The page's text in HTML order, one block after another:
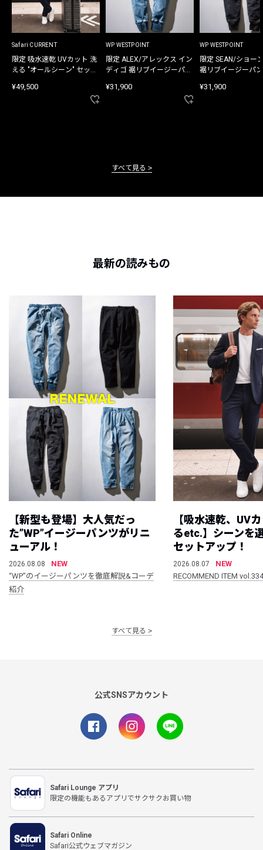
Safari CURRENT
限定 吸水速乾 UVカット 洗
える "オールシーン" セット
¥49,500
WP WESTPOINT
限定 ALEX/アレックス イン
ディゴ 裾リブイージーパン
¥31,900
WP WESTPOINT
限定 SEAN/ショー
裾リブイージーパ
¥31,900
すべて見る
最新の読みもの
【新型も登場】大人気だっ
た”WP”イージーパンツがリニ
ューアル！
2026.08.08
NEW
“WP”のイージーパンツを徹底解説&コーデ
紹介
【吸水速乾、UV
るetc.】シーンを
セットアップ！
2026.08.07
NEW
RECOMMEND ITEM vol.334
すべて見る
公式SNSアカウント
Safari Lounge アプリ
限定の機能もあるアプリでサクサクお買い物
Safari Online
Safari公式ウェブマガジン